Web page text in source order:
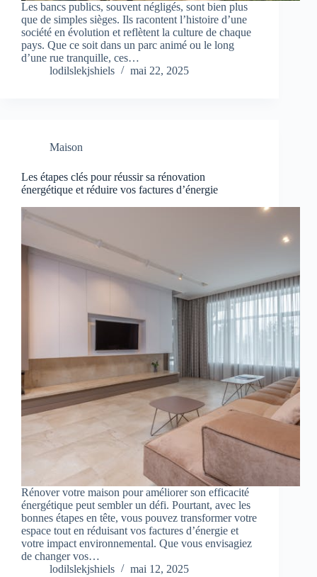
Les bancs publics, souvent négligés, sont bien plus
que de simples sièges. Ils racontent l’histoire d’une
société en évolution et reflètent la culture de chaque
pays. Que ce soit dans un parc animé ou le long
d’une rue tranquille, ces…
lodilslekjshiels
mai 22, 2025
Maison
Les étapes clés pour réussir sa rénovation
énergétique et réduire vos factures d’énergie
Rénover votre maison pour améliorer son efficacité
énergétique peut sembler un défi. Pourtant, avec les
bonnes étapes en tête, vous pouvez transformer votre
espace tout en réduisant vos factures d’énergie et
votre impact environnemental. Que vous envisagiez
de changer vos…
lodilslekjshiels
mai 12, 2025